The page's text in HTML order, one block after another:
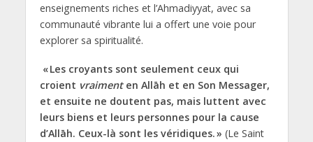
enseignements riches et l’Ahmadiyyat, avec sa
communauté vibrante lui a offert une voie pour
explorer sa spiritualité.
« Les croyants sont seulement ceux qui
croient vraimenten Allāh et en Son Messager,
et ensuite ne doutent pas, mais luttent avec
leurs biens et leurs personnes pour la cause
d’Allāh. Ceux-là sont les véridiques. » (Le Saint